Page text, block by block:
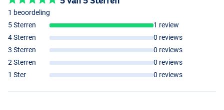
1 beoordeling
5 Sterren
1 review
4 Sterren
0 reviews
3 Sterren
0 reviews
2 Sterren
0 reviews
1 Ster
0 reviews